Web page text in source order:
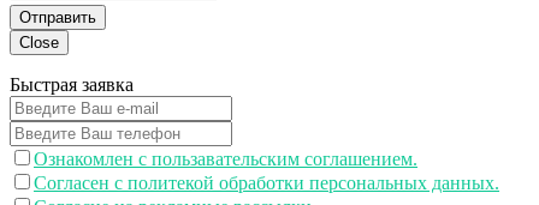
Отправить
Close
Быстрая заявка
Ознакомлен с пользавательским соглашением.
Согласен с политекой обработки персональных данных.